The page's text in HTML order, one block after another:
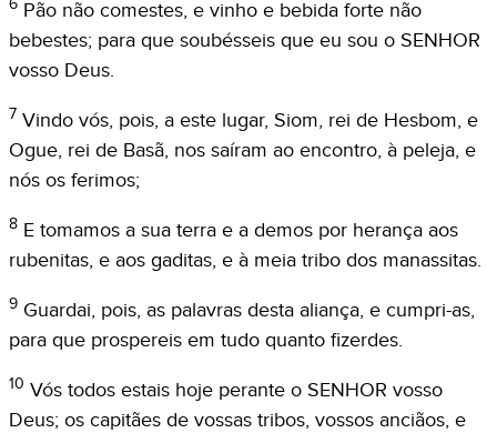
6 Pão não comestes, e vinho e bebida forte não
bebestes; para que soubésseis que eu sou o SENHOR
vosso Deus.
7 Vindo vós, pois, a este lugar, Siom, rei de Hesbom, e
Ogue, rei de Basã, nos saíram ao encontro, à peleja, e
nós os ferimos;
8 E tomamos a sua terra e a demos por herança aos
rubenitas, e aos gaditas, e à meia tribo dos manassitas.
9 Guardai, pois, as palavras desta aliança, e cumpri-as,
para que prospereis em tudo quanto fizerdes.
10 Vós todos estais hoje perante o SENHOR vosso
Deus; os capitães de vossas tribos, vossos anciãos, e